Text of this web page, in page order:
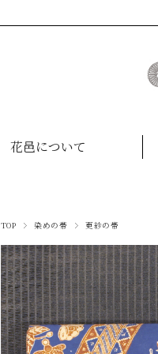
花邑について
TOP 染めの帯 更紗の帯